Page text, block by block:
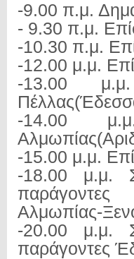
-9.00 π.μ.
- 9.30 π.μ.
-10.30 π.μ.
-12.00 μ.μ.
-13.00
-14.00
-15.00 μ.μ.
-18.00 μ.μ.
παράγοντες
Αλμωπίας-
-20.00 μ.μ.
παράγοντες